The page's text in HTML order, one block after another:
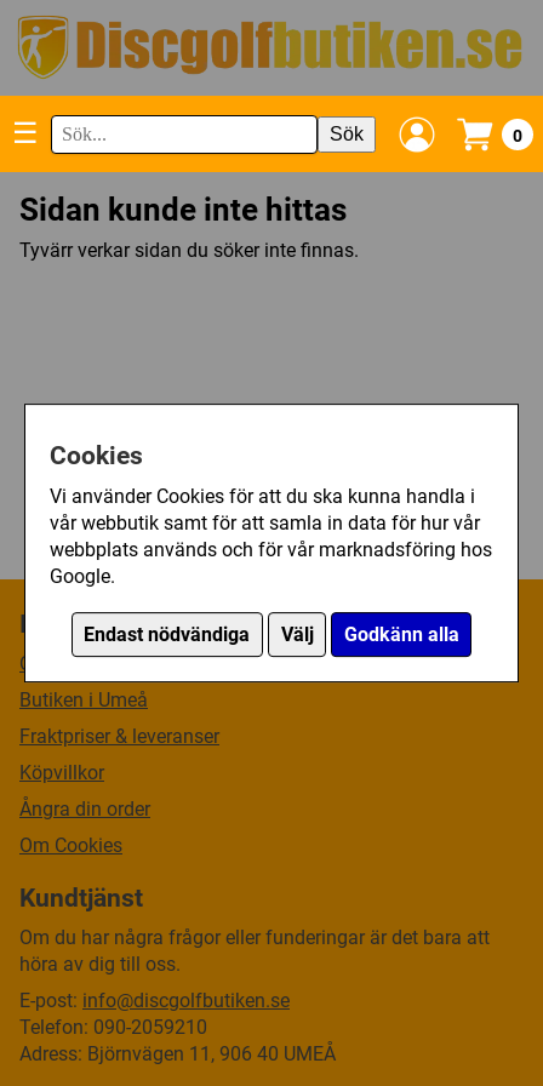
Cookies
Vi använder Cookies för att du ska kunna handla i
vår webbutik samt för att samla in data för hur vår
webbplats används och för vår marknadsföring hos
Google.
Endast nödvändiga Välj Godkänn alla
☰ Sök 0
Sidan kunde inte hittas
Tyvärr verkar sidan du söker inte finnas.
Information
Om oss
Butiken i Umeå
Fraktpriser & leveranser
Köpvillkor
Ångra din order
Om Cookies
Kundtjänst
Om du har några frågor eller funderingar är det bara att
höra av dig till oss.
E-post: info@discgolfbutiken.se
Telefon: 090-2059210
Adress: Björnvägen 11, 906 40 UMEÅ